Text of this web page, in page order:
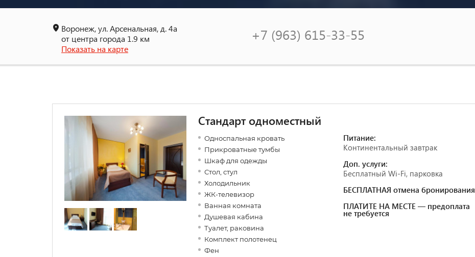
Воронеж, ул. Арсенальная, д. 4а
от центра города 1.9 км
Показать на карте
+7 (963) 615-33-55
Стандарт одноместный
Односпальная кровать
Прикроватные тумбы
Шкаф для одежды
Стол, стул
Холодильник
ЖК-телевизор
Ванная комната
Душевая кабина
Туалет, раковина
Комплект полотенец
Фен
Питание:
Континентальный завтрак
Доп. услуги:
Бесплатный Wi-Fi, парковка
БЕСПЛАТНАЯ отмена бронирования
ПЛАТИТЕ НА МЕСТЕ — предоплата
не требуется